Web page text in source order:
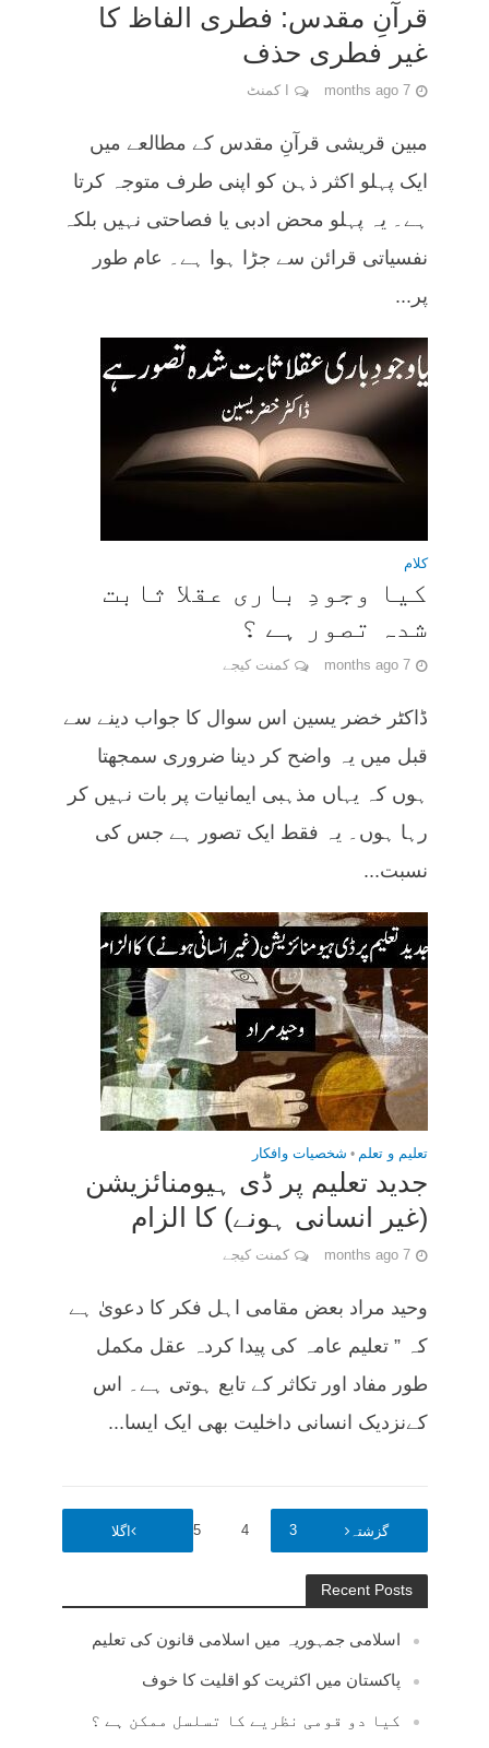
قرآنِ مقدس: فطری الفاظ کا
غیر فطری حذف
7 months ago ا کمنٹ
مبین قریشی قرآنِ مقدس کے مطالعے میں
ایک پہلو اکثر ذہن کو اپنی طرف متوجہ کرتا
ہے۔ یہ پہلو محض ادبی یا فصاحتی نہیں بلکہ
نفسیاتی قرائن سے جڑا ہوا ہے۔ عام طور
پر...
کلام
کیا وجودِ باری عقلا ثابت
شدہ تصور ہے ؟
7 months ago کمنت کیجے
ڈاکٹر خضر یسین اس سوال کا جواب دینے سے
قبل میں یہ واضح کر دینا ضروری سمجھتا
ہوں کہ یہاں مذہبی ایمانیات پر بات نہیں کر
رہا ہوں۔ یہ فقط ایک تصور ہے جس کی
نسبت...
تعلیم و تعلم • شخصیات وافکار
جدید تعلیم پر ڈی ہیومنائزیشن
(غیر انسانی ہونے) کا الزام
7 months ago کمنت کیجے
وحید مراد بعض مقامی اہل فکر کا دعویٰ ہے
کہ ” تعلیم عامہ کی پیدا کردہ عقل مکمل
طور مفاد اور تکاثر کے تابع ہوتی ہے۔ اس
کےنزدیک انسانی داخلیت بھی ایک ایسا...
گزشتہ1
3
4
5 اگلا
Recent Posts
اسلامی جمہوریہ میں اسلامی قانون کی تعلیم
پاکستان میں اکثریت کو اقلیت کا خوف
کیا دو قومی نظریے کا تسلسل ممکن ہے ؟